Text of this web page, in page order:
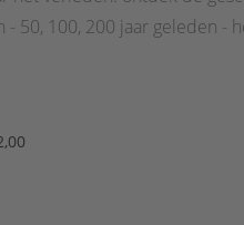
- 50, 100, 200 jaar geleden -